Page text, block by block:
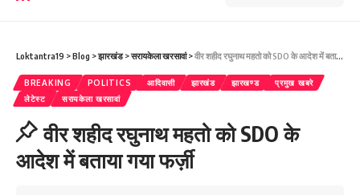
Loktantra19 >Blog >झारखंड>सरायकेला खरसावां>वीर शहीद रघुनाथ महतो को SDO के आदेश में बताया गया फर्ज़ी
BREAKING POLITICS आदिवासी झारखंड झारखण्ड
प्रमुख खबरे
लेटेस्ट
सरायकेला खरसावां
वीर शहीद रघुनाथ महतो को SDO के
आदेश में बताया गया फर्ज़ी